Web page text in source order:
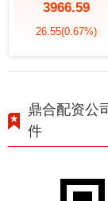
3966.59
26.55(0.67%)
鼎合配资公
件